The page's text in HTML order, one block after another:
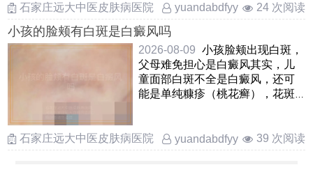
石家庄远大中医皮肤病医院 yuandabdfyy 24 次阅读
小孩的脸颊有白斑是白癜风吗
2026-08-09 小孩脸颊出现白斑，
父母难免担心是白癜风其实，儿
童面部白斑不全是白癜风，还可
能是单纯糠疹（桃花癣），花斑
石家庄远大中医皮肤病医院
yuandabdfyy 39 次阅读